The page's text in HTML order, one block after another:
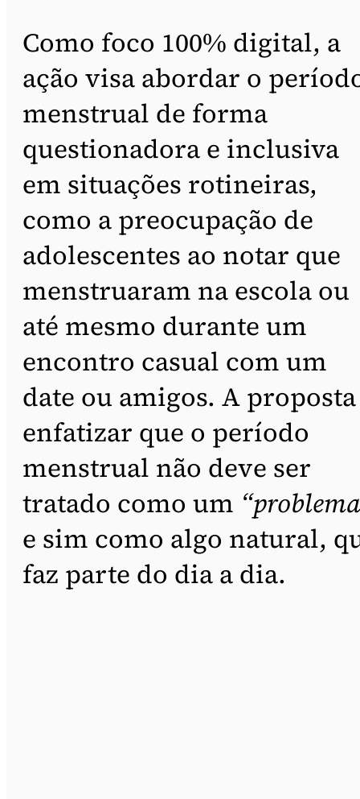
Como foco 100% digital, a
ação visa abordar o
menstrual de forma
questionadora e inclusiva
em situações rotineiras,
como a preocupação de
adolescentes ao notar que
menstruaram na escola ou
até mesmo durante um
encontro casual com um
date ou amigos. A
enfatizar que o período
menstrual não deve ser
tratado como um
e sim como algo natural,
faz parte do dia a dia.